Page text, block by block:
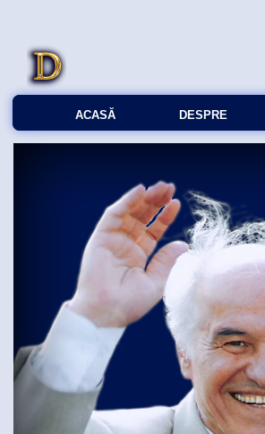
ACASĂ DESPRE